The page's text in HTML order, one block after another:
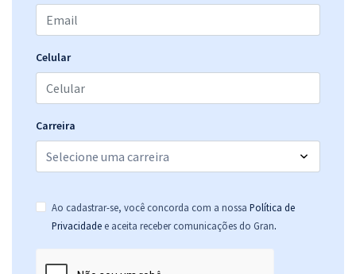
Celular
Carreira
Ao cadastrar-se, você concorda com a nossa Política de
Privacidade e aceita receber comunicações do Gran.